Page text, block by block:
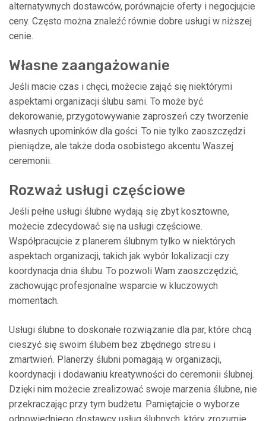
alternatywnych dostawców, porównajcie oferty i negocjujcie
ceny. Często można znaleźć równie dobre usługi w niższej
cenie.
Własne zaangażowanie
Jeśli macie czas i chęci, możecie zająć się niektórymi
aspektami organizacji ślubu sami. To może być
dekorowanie, przygotowywanie zaproszeń czy tworzenie
własnych upominków dla gości. To nie tylko zaoszczędzi
pieniądze, ale także doda osobistego akcentu Waszej
ceremonii.
Rozważ usługi częściowe
Jeśli pełne usługi ślubne wydają się zbyt kosztowne,
możecie zdecydować się na usługi częściowe.
Współpracujcie z planerem ślubnym tylko w niektórych
aspektach organizacji, takich jak wybór lokalizacji czy
koordynacja dnia ślubu. To pozwoli Wam zaoszczędzić,
zachowując profesjonalne wsparcie w kluczowych
momentach.
Usługi ślubne to doskonałe rozwiązanie dla par, które chcą
cieszyć się swoim ślubem bez zbędnego stresu i
zmartwień. Planerzy ślubni pomagają w organizacji,
koordynacji i dodawaniu kreatywności do ceremonii ślubnej.
Dzięki nim możecie zrealizować swoje marzenia ślubne, nie
przekraczając przy tym budżetu. Pamiętajcie o wyborze